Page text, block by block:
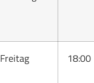
Freitag 18:00